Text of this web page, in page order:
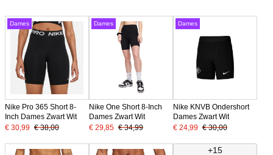
Dames
Nike Pro 365 Short 8-
Inch Dames Zwart Wit
€ 30,99 € 38,00
Dames
Nike One Short 8-Inch
Dames Zwart Wit
€ 29,85 € 34,99
Dames
Nike KNVB Ondershort
Dames Zwart Wit
€ 24,99 € 30,00
+15